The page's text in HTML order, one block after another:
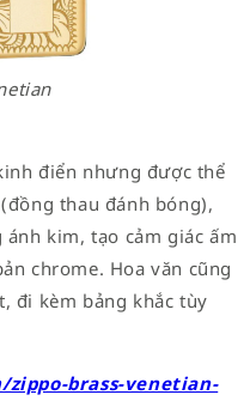
điển nhưng được thể
thau đánh bóng),
kim, tạo cảm giác ấm
chrome. Hoa văn cũng
đi kèm bảng khắc tùy
brass-venetian-